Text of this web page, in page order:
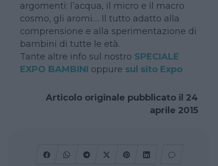
argomenti: l’acqua, il micro e il macro
cosmo, gli aromi…. Il tutto adatto alla
comprensione e alla sperimentazione di
bambini di tutte le età.
Tante altre info sul nostro SPECIALE
EXPO BAMBINI oppure sul sito Expo
Articolo originale pubblicato il 24
aprile 2015